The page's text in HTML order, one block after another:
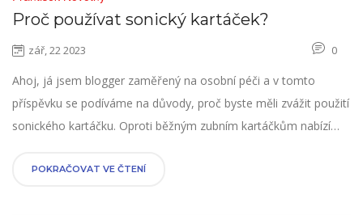
Proč používat sonický kartáček?
zář, 22 2023 0
Ahoj, já jsem blogger zaměřený na osobní péči a v tomto
příspěvku se podíváme na důvody, proč byste měli zvážit použití
sonického kartáčku. Oproti běžným zubním kartáčkům nabízí
na novou úroveň. Od efektivity čištění až po schopnost
POKRAČOVAT VE ČTENÍ